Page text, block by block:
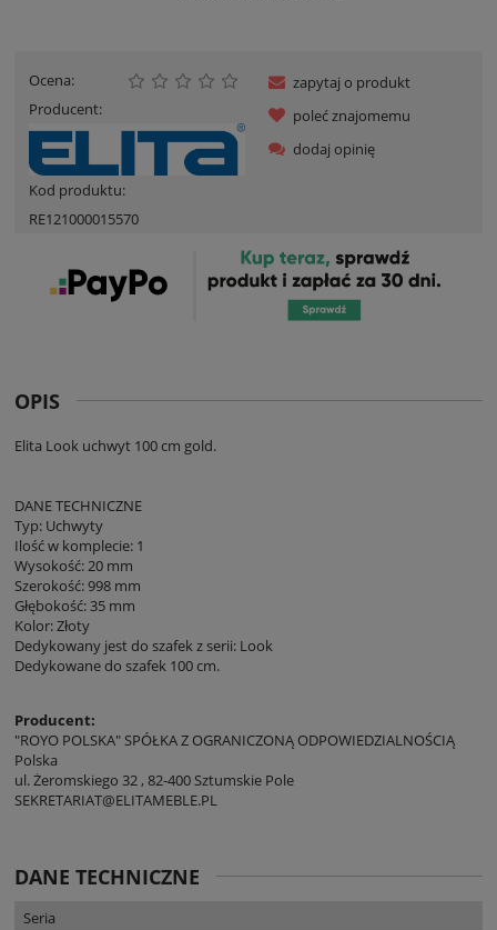
Ocena:
Producent:
Kod produktu:
RE121000015570
zapytaj o produkt
poleć znajomemu
dodaj opinię
OPIS
Elita Look uchwyt 100 cm gold.
DANE TECHNICZNE
Typ: Uchwyty
Ilość w komplecie: 1
Wysokość: 20 mm
Szerokość: 998 mm
Głębokość: 35 mm
Kolor: Złoty
Dedykowany jest do szafek z serii: Look
Dedykowane do szafek 100 cm.
Producent:
"ROYO POLSKA" SPÓŁKA Z OGRANICZONĄ ODPOWIEDZIALNOŚCIĄ
Polska
ul. Żeromskiego 32 , 82-400 Sztumskie Pole
SEKRETARIAT@ELITAMEBLE.PL
DANE TECHNICZNE
Seria